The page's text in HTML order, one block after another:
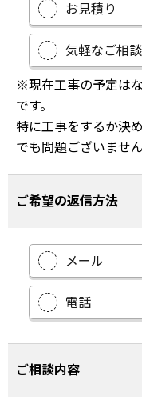
お見積り
気軽なご相
※現在工事の予定は
です。
特に工事をするか決
でも問題ございません
ご希望の返信方法
メール
電話
ご相談内容